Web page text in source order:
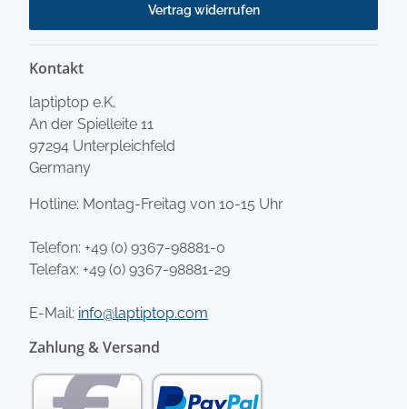
Vertrag widerrufen
Kontakt
laptiptop e.K.
An der Spielleite 11
97294 Unterpleichfeld
Germany
Hotline: Montag-Freitag von 10-15 Uhr
Telefon: +49 (0) 9367-98881-0
Telefax: +49 (0) 9367-98881-29
E-Mail: info@laptiptop.com
Zahlung & Versand